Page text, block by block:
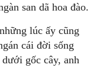
san dã hoa đào.
lúc ấy cũng
cái đời sống
gốc cây, anh